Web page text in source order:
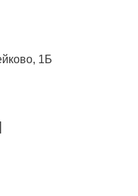
1Б